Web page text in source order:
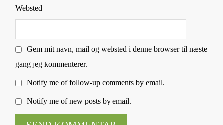
Websted
Gem mit navn, mail og websted i denne browser til næste
gang jeg kommenterer.
Notify me of follow-up comments by email.
Notify me of new posts by email.